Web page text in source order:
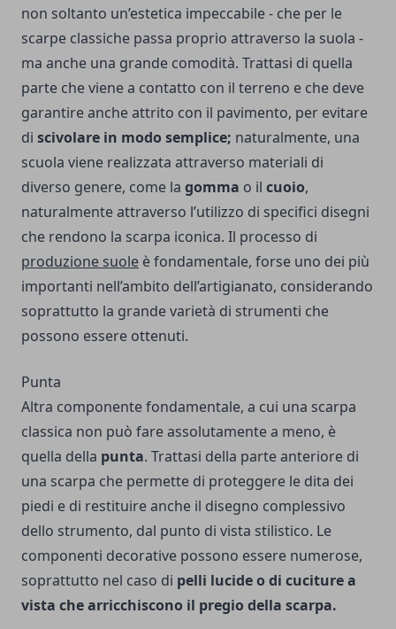
non soltanto un’estetica impeccabile - che per le
scarpe classiche passa proprio attraverso la suola -
ma anche una grande comodità. Trattasi di quella
parte che viene a contatto con il terreno e che deve
garantire anche attrito con il pavimento, per evitare
di scivolare in modo semplice; naturalmente, una
scuola viene realizzata attraverso materiali di
diverso genere, come la gomma o il cuoio,
naturalmente attraverso l’utilizzo di specifici disegni
che rendono la scarpa iconica. Il processo di
produzione suole è fondamentale, forse uno dei più
importanti nell’ambito dell’artigianato, considerando
soprattutto la grande varietà di strumenti che
possono essere ottenuti.
Punta
Altra componente fondamentale, a cui una scarpa
classica non può fare assolutamente a meno, è
quella della punta. Trattasi della parte anteriore di
una scarpa che permette di proteggere le dita dei
piedi e di restituire anche il disegno complessivo
dello strumento, dal punto di vista stilistico. Le
componenti decorative possono essere numerose,
soprattutto nel caso di pelli lucide o di cuciture a
vista che arricchiscono il pregio della scarpa.